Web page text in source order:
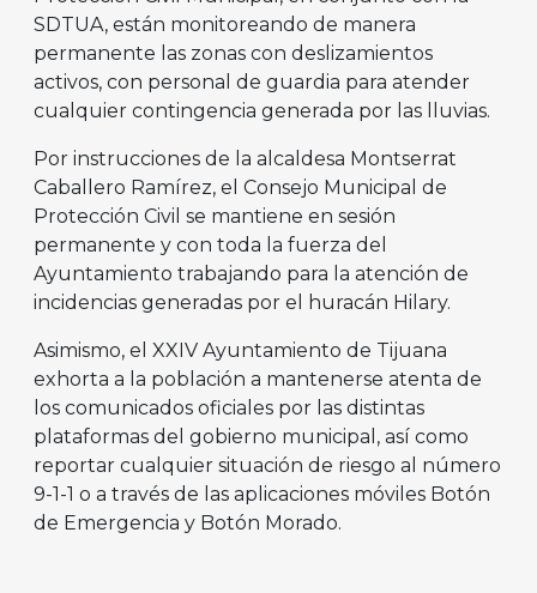
SDTUA, están monitoreando de manera
permanente las zonas con deslizamientos
activos, con personal de guardia para atender
cualquier contingencia generada por las lluvias.
Por instrucciones de la alcaldesa Montserrat
Caballero Ramírez, el Consejo Municipal de
Protección Civil se mantiene en sesión
permanente y con toda la fuerza del
Ayuntamiento trabajando para la atención de
incidencias generadas por el huracán Hilary.
Asimismo, el XXIV Ayuntamiento de Tijuana
exhorta a la población a mantenerse atenta de
los comunicados oficiales por las distintas
plataformas del gobierno municipal, así como
reportar cualquier situación de riesgo al número
9-1-1 o a través de las aplicaciones móviles Botón
de Emergencia y Botón Morado.